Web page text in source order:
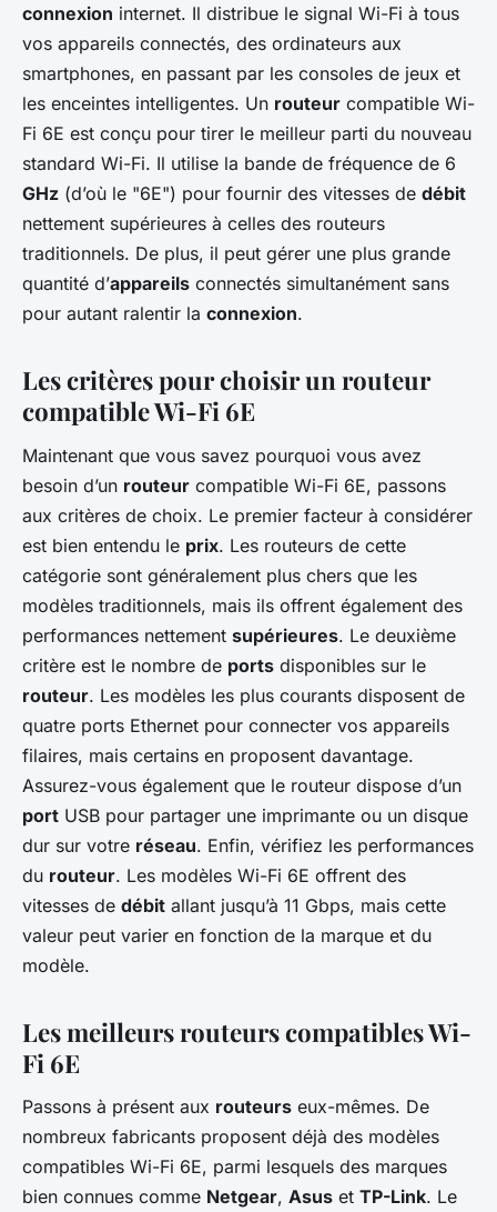
connexion internet. Il distribue le signal Wi-Fi à tous
vos appareils connectés, des ordinateurs aux
smartphones, en passant par les consoles de jeux et
les enceintes intelligentes. Un routeur compatible Wi-
Fi 6E est conçu pour tirer le meilleur parti du nouveau
standard Wi-Fi. Il utilise la bande de fréquence de 6
GHz (d’où le "6E") pour fournir des vitesses de débit
nettement supérieures à celles des routeurs
traditionnels. De plus, il peut gérer une plus grande
quantité d’appareils connectés simultanément sans
pour autant ralentir la connexion.
Les critères pour choisir un routeur
compatible Wi-Fi 6E
Maintenant que vous savez pourquoi vous avez
besoin d’un routeur compatible Wi-Fi 6E, passons
aux critères de choix. Le premier facteur à considérer
est bien entendu le prix. Les routeurs de cette
catégorie sont généralement plus chers que les
modèles traditionnels, mais ils offrent également des
performances nettement supérieures. Le deuxième
critère est le nombre de ports disponibles sur le
routeur. Les modèles les plus courants disposent de
quatre ports Ethernet pour connecter vos appareils
filaires, mais certains en proposent davantage.
Assurez-vous également que le routeur dispose d’un
port USB pour partager une imprimante ou un disque
dur sur votre réseau. Enfin, vérifiez les performances
du routeur. Les modèles Wi-Fi 6E offrent des
vitesses de débit allant jusqu’à 11 Gbps, mais cette
valeur peut varier en fonction de la marque et du
modèle.
Les meilleurs routeurs compatibles Wi-
Fi 6E
Passons à présent aux routeurs eux-mêmes. De
nombreux fabricants proposent déjà des modèles
compatibles Wi-Fi 6E, parmi lesquels des marques
bien connues comme Netgear, Asus et TP-Link. Le